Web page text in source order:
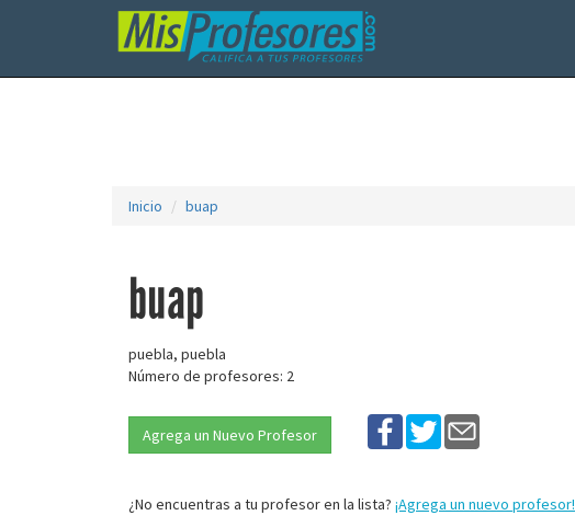
Inicio buap
buap
puebla, puebla
Número de profesores: 2
Agrega un Nuevo Profesor
¿No encuentras a tu profesor en la lista? ¡Agrega un nuevo profesor!